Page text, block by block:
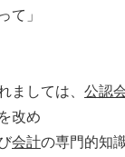
て」
ましては、 公認
改め
会計の専門的知